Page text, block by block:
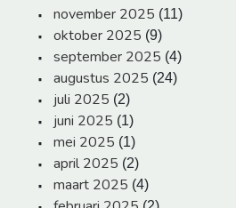
november 2025 (11)
oktober 2025 (9)
september 2025 (4)
augustus 2025 (24)
juli 2025 (2)
juni 2025 (1)
mei 2025 (1)
april 2025 (2)
maart 2025 (4)